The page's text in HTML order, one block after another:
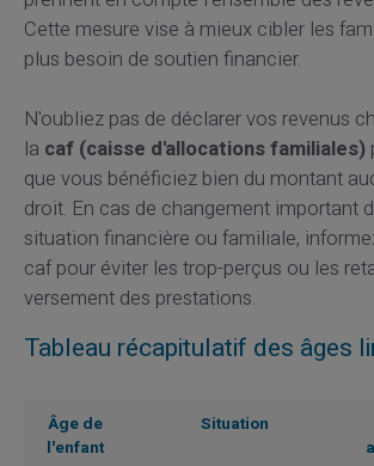
Cette mesure vise à mieux cibler les
plus besoin de soutien financier.
N'oubliez pas de déclarer vos revenus
la caf (caisse d'allocations familiales)
que vous bénéficiez bien du montant
droit. En cas de changement important
situation financière ou familiale,
caf pour éviter les trop-perçus ou les
versement des prestations.
Tableau récapitulatif des âges
Âge de
l'enfant
Situation